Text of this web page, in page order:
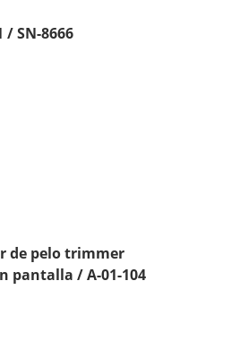
/ SN-8666
de pelo trimmer
pantalla / A-01-104